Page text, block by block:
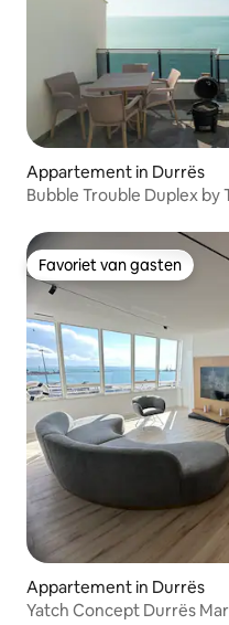
Appartement in Durrës
Bubble Trouble Duplex by
Favoriet van gasten
Favoriet van gasten
Appartement in Durrës
Yatch Concept Durrës